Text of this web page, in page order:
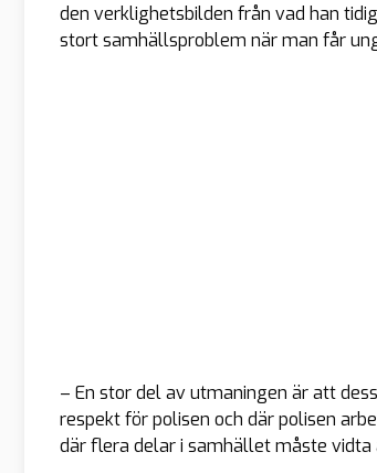
den verklighetsbilden från vad han
stort samhällsproblem när man får
– En stor del av utmaningen är att
respekt för polisen och där polisen
där flera delar i samhället måste vidta